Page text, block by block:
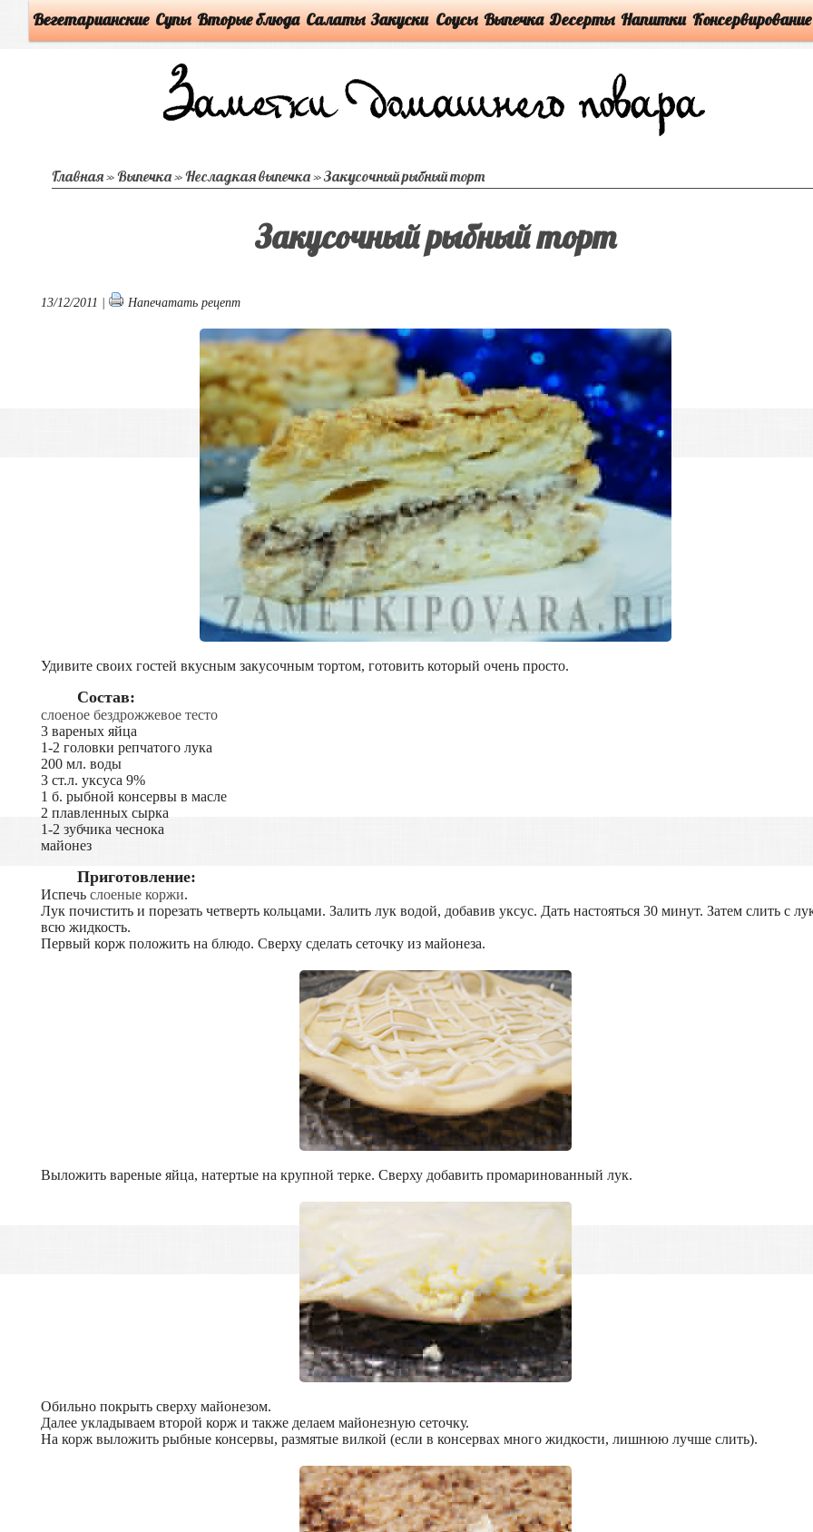
Вегетарианские Супы Вторые блюда Салаты Закуски Соусы Выпечка Десерты Напитки Консервирование
Главная»Выпечка»Несладкая выпечка»Закусочный рыбный торт
Закусочный рыбный торт
13/12/2011 | Напечатать рецепт
Удивите своих гостей вкусным закусочным тортом, готовить который очень просто.
Состав:
слоеное бездрожжевое тесто
3 вареных яйца
1-2 головки репчатого лука
200 мл. воды
3 ст.л. уксуса 9%
1 б. рыбной консервы в масле
2 плавленных сырка
1-2 зубчика чеснока
майонез
Приготовление:
Испечьслоеные коржи.
Лук почистить и порезать четверть кольцами. Залить лук водой, добавив уксус. Дать настояться 30 минут. Затем слить с
всю жидкость.
Первый корж положить на блюдо. Сверху сделать сеточку из майонеза.
Выложить вареные яйца, натертые на крупной терке. Сверху добавить промаринованный лук.
Обильно покрыть сверху майонезом.
Далее укладываем второй корж и также делаем майонезную сеточку.
На корж выложить рыбные консервы, размятые вилкой (если в консервах много жидкости, лишнюю лучше слить).